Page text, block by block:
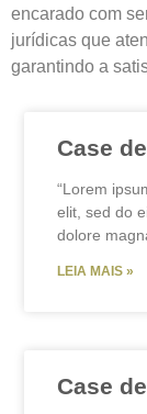
encarado com
jurídicas que
garantindo a
Case
“Lorem
elit, sed do
dolore
LEIA MAIS »
Case